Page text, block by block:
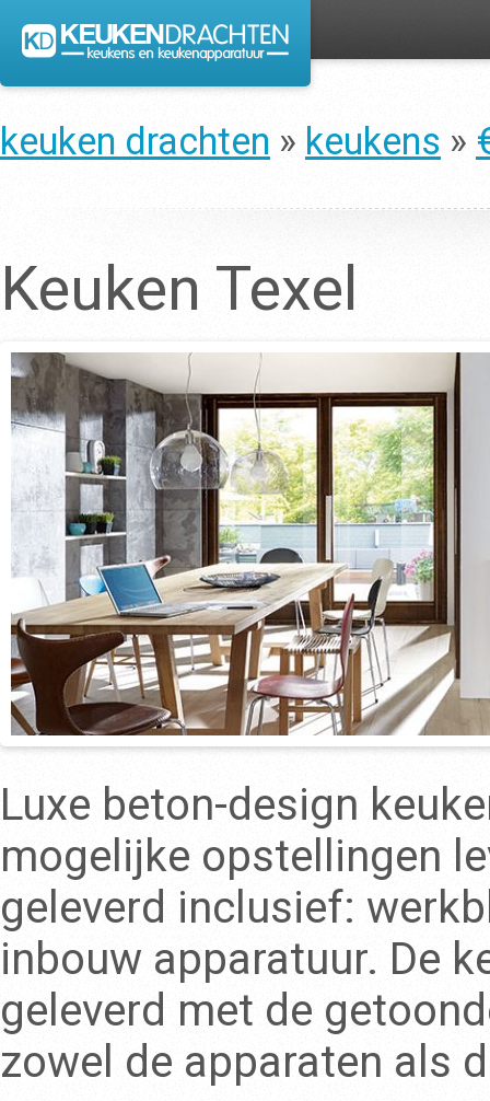
keuken drachten » keukens »
Keuken Texel
Luxe beton-design
mogelijke opstellingen
geleverd inclusief:
inbouw apparatuur. De
geleverd met de
zowel de apparaten als